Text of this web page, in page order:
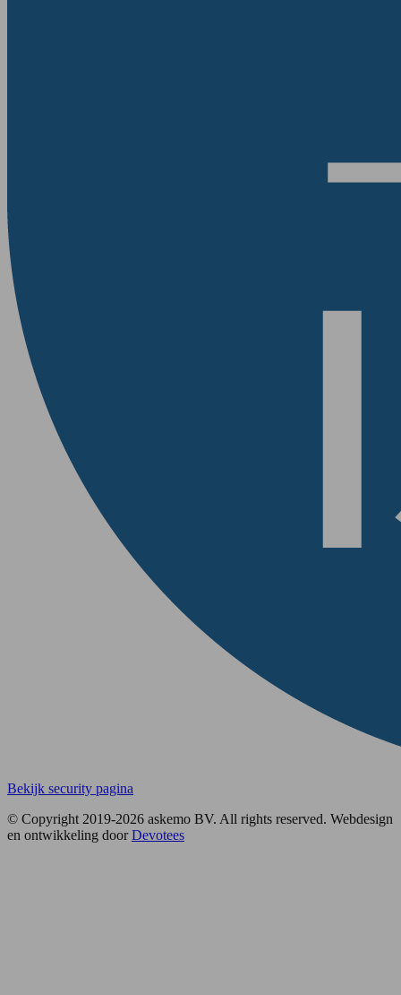
Bekijk security pagina
© Copyright 2019-2026 askemo BV. All rights reserved. Webdesign
en ontwikkeling doorDevotees